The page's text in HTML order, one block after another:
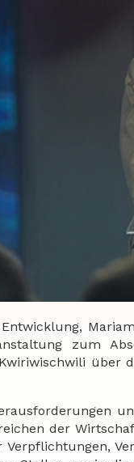
zum
über
der